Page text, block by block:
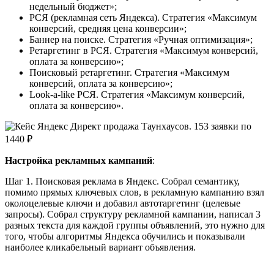
недельный бюджет»;
РСЯ (рекламная сеть Яндекса). Стратегия «Максимум
конверсий, средняя цена конверсии»;
Баннер на поиске. Стратегия «Ручная оптимизация»;
Ретаргетинг в РСЯ. Стратегия «Максимум конверсий,
оплата за конверсию»;
Поисковый ретаргетинг. Стратегия «Максимум
конверсий, оплата за конверсию»;
Look-a-like РСЯ. Стратегия «Максимум конверсий,
оплата за конверсию».
Настройка рекламных кампаний:
Шаг 1. Поисковая реклама в Яндекс. Собрал семантику,
помимо прямых ключевых слов, в рекламную кампанию взял
околоцелевые ключи и добавил автотаргетинг (целевые
запросы). Собрал структуру рекламной кампании, написал 3
разных текста для каждой группы объявлений, это нужно для
того, чтобы алгоритмы Яндекса обучились и показывали
наиболее кликабельный вариант объявления.